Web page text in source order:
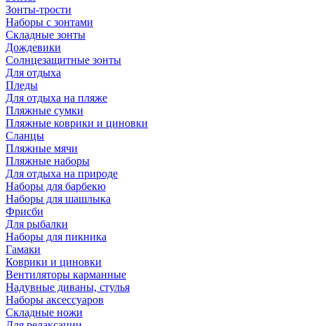
Зонты-трости
Наборы с зонтами
Складные зонты
Дождевики
Солнцезащитные зонты
Для отдыха
Пледы
Для отдыха на пляже
Пляжные сумки
Пляжные коврики и циновки
Сланцы
Пляжные мячи
Пляжные наборы
Для отдыха на природе
Наборы для барбекю
Наборы для шашлыка
Фрисби
Для рыбалки
Наборы для пикника
Гамаки
Коврики и циновки
Вентиляторы карманные
Надувные диваны, стулья
Наборы аксессуаров
Складные ножи